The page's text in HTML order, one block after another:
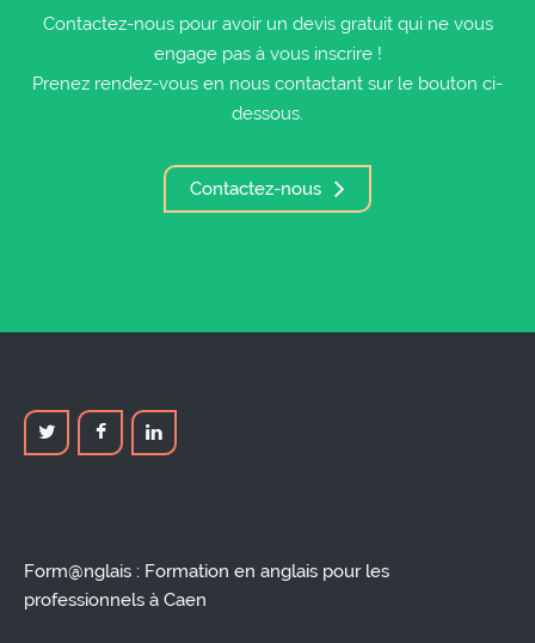
Contactez-nous pour avoir un devis gratuit qui ne vous
engage pas à vous inscrire !
Prenez rendez-vous en nous contactant sur le bouton ci-
dessous.
Contactez-nous
Form@nglais : Formation en anglais pour les
professionnels à Caen